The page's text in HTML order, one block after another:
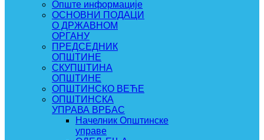
Опште информације
ОСНОВНИ ПОДАЦИ
О ДРЖАВНОМ
ОРГАНУ
ПРЕДСЕДНИК
ОПШТИНЕ
СКУПШТИНА
ОПШТИНЕ
ОПШТИНСКО ВЕЋЕ
ОПШТИНСКА
УПРАВА ВРБАС
Начелник Општинске
управе